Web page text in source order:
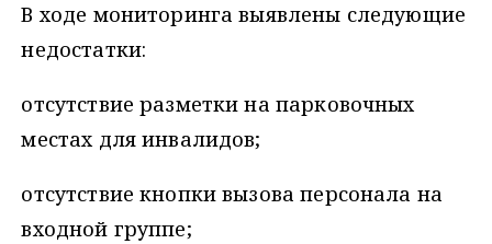
В ходе мониторинга выявлены следующие
недостатки:
отсутствие разметки на парковочных
местах для инвалидов;
отсутствие кнопки вызова персонала на
входной группе;